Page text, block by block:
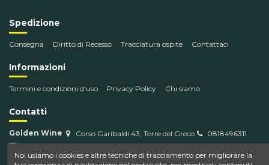
Spedizione
Consegna Diritto di Recesso Tracciatura ospite Contattaci
Informazioni
Termini e condizioni d'uso Privacy Policy Chi siamo
Contatti
Golden Wine Corso Garibaldi 43, Torre del Greco
0818496311
info@goldenwine.com
Noi usiamo i cookies e altre tecniche di tracciamento per migliorare la